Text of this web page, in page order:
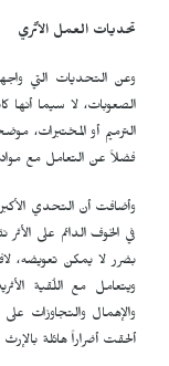
تحديات العمل الأثري
وعن التحديات التي
الصعوبات، لا سيما أنها
الترميم أو المختبرات،
فضلاً عن التعامل مع
وأضافت أن التحدي
في الخوف الدائم على
بضرر لا يمكن تعويضه،
ويتعامل مع اللُقية
والإهمال والتجاوزات على
ألحقت أضراراً هائلة بالإرث